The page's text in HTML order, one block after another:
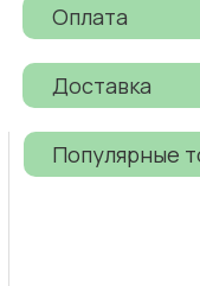
Оплата
Доставка
Популярные